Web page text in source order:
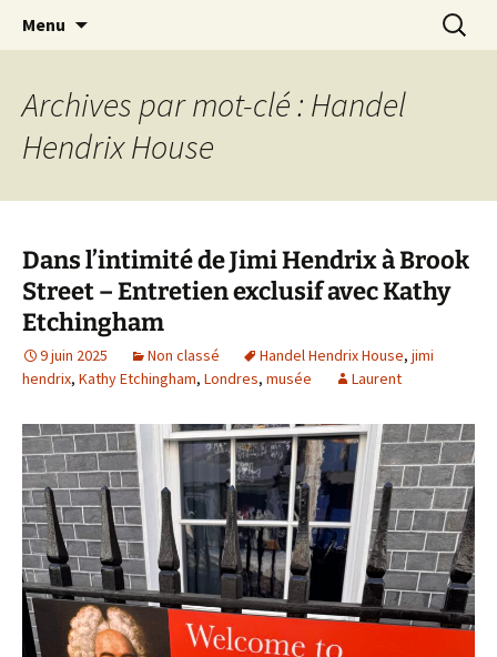
Laurent Rieppi
Journaliste musical · Historien du rock ·
Conférencier
Menu
Archives par mot-clé : Handel
Hendrix House
Dans l’intimité de Jimi Hendrix à Brook
Street – Entretien exclusif avec Kathy
Etchingham
9 juin 2025 Non classé Handel Hendrix House, jimi
hendrix, Kathy Etchingham, Londres, musée Laurent